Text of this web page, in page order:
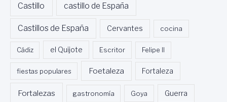
Castillo castillo de España
Castillos de España Cervantes cocina
Cádiz el Quijote Escritor Felipe II
fiestas populares Foetaleza Fortaleza
Fortalezas gastronomía Goya Guerra